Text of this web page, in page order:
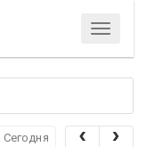
Меню
Сегодня